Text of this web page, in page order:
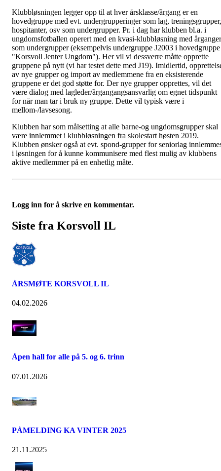
Klubbløsningen legger opp til at hver årsklasse/årgang er en
hovedgruppe med evt. undergrupperinger som lag, treningsgrupper,
hospitanter, osv som undergrupper. Pr. i dag har klubben bl.a. i
ungdomsfotballen operert med en kvasi-klubbløsning med årganger
som undergrupper (eksempelvis undergruppe J2003 i hovedgruppe
"Korsvoll Jenter Ungdom"). Her vil vi dessverre måtte opprette
gruppene på nytt (vi har testet dette med J19). Imidlertid,
av nye grupper og import av medlemmene fra en eksisterende
gruppene er det god støtte for. Der nye grupper opprettes, vil det
være dialog med lagleder/årgangangsansvarlig om egnet tidspunkt
for når man tar i bruk ny gruppe. Dette vil typisk være i
mellom-/lavsesong.
Klubben har som målsetting at alle barne-og ungdomsgrupper skal
være innlemmet i klubbløsningen fra skolestart høsten 2019.
Klubben ønsker også at evt. spond-grupper for seniorlag
i løsningen for å kunne kommunisere med flest mulig av klubbens
aktive medlemmer på en enhetlig måte.
Logg inn for å skrive en kommentar.
Siste fra Korsvoll IL
ÅRSMØTE KORSVOLL IL
04.02.2026
Åpen hall for alle på 5. og 6. trinn
07.01.2026
PÅMELDING KA VINTER 2025
21.11.2025